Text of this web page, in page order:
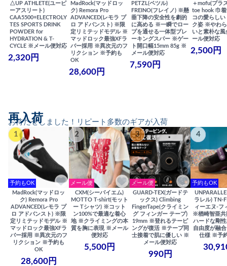
△UP ATHLETE(ユーピ
ーアスリート)
CAA5500+ELECTROLY
TES SPORTS DRINK
POWDER for
HYDRATION & T-
CYCLE ※メール便対応
2,320円
MadRock(マッドロッ
ク) Remora Pro
ADVANCED(レモラ プ
ロ アドバンスト) ※限
定リミテッドモデル ※
マッドロック最強XFラ
バー採用 ※異次元のフ
リクション ※予約も
OK
28,600円
PETZL(ペツル)
FREINO(フレイノ) ※懸
垂下降の安全性を劇的
に高める ※一瞬でロー
プを通せる一体型ブレ
ーキングスパー ※ゲー
ト開口幅15mm 85g ※
メール便対応
7,590円
＋mofu(プラ
toe hook 巾
コの愛らしい
ク姿 ※やわ
いと素朴な
ール便対応
2,500円
お待たせしました！リピート多数のギアが入荷
再入荷
1
予約もOK
MadRock(マッドロッ
ク) Remora Pro
ADVANCED(レモラ プ
ロ アドバンスト) ※限
定リミテッドモデル ※
マッドロック最強XFラ
バー採用 ※異次元のフ
リクション ※予約も
OK
28,600円
2
メール便
CXM(シーバイエム)
MOTTO T-shirt(モット
ー Tシャツ) ※コット
ン100%で最適な着心
地 ※クライミングの本
質を胸に表現 ※メール
便対応
5,500円
3
メール便
GUARD-TEX(ガードテ
ックス) Climbing
FingerTape(クライミン
グ フィンガー テープ)
19mm ※登れるテーピ
ングが復活 ※テープ同
士接着で肌に優しい ※
メール便対応
990円
4
予約もOK
ラレル) TN-
ィーエヌ-フ
※楢崎智亜
ハードな剛
自由度が融
仕様 ※予